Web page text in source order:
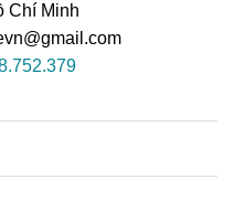
Chí Minh